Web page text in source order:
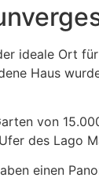
ideale Ort
Haus
von
des Lago
einen